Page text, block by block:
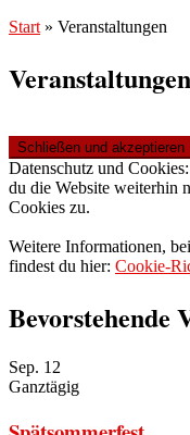
Start » Veranstaltungen
Veranstaltungen
Datenschutz und
du die Website weiterhin
Cookies zu.
Weitere Informationen,
findest du hier: Cookie-
Bevorstehende
Sep. 12
Ganztägig